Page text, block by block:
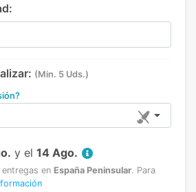
(Min. 5 Uds.)
y el 14 Ago.
en España Peninsular. Para